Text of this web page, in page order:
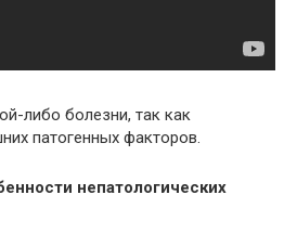
либо болезни, так как
патогенных факторов.
непатологических